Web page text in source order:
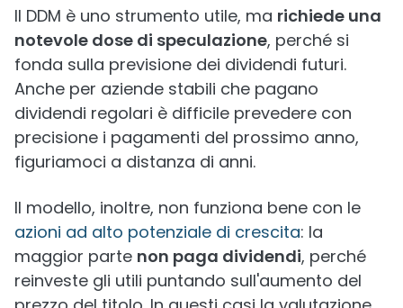
Il DDM è uno strumento utile, ma richiede una
notevole dose di speculazione, perché si
fonda sulla previsione dei dividendi futuri.
Anche per aziende stabili che pagano
dividendi regolari è difficile prevedere con
precisione i pagamenti del prossimo anno,
figuriamoci a distanza di anni.
Il modello, inoltre, non funziona bene con le
azioni ad alto potenziale di crescita: la
maggior parte non paga dividendi, perché
reinveste gli utili puntando sull'aumento del